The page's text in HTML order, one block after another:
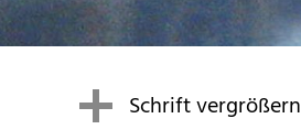
Schrift vergrößern